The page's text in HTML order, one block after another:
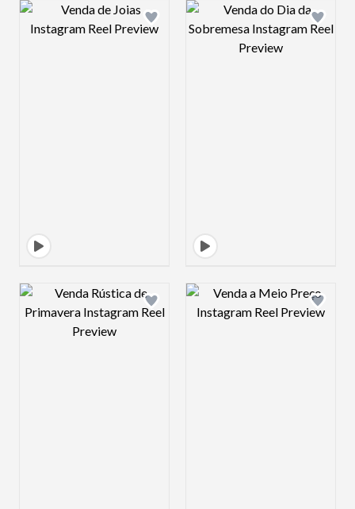
Design preview image Design preview
Design preview image Design preview